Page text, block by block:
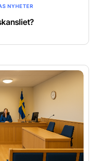
NYHETER